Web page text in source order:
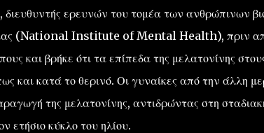
ερευνών του τομέα των ανθρώπινων
(National Institute of Mental Health), πριν
και βρήκε ότι τα επίπεδα της μελατονίνης
και κατά το θερινό. Οι γυναίκες από την άλλη
της μελατονίνης, αντιδρώντας στη
ετήσιο κύκλο του ηλίου.